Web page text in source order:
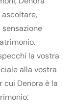
la vostra
alla vostra
cui Denora è la